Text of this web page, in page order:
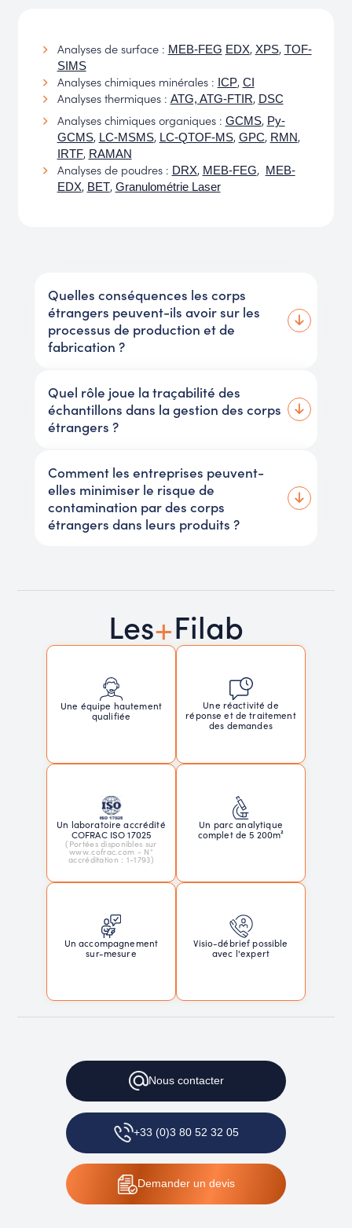
Analyses de surface : MEB-FEG EDX, XPS, TOF-
SIMS
Analyses chimiques minérales : ICP, CI
Analyses thermiques : ATG, ATG-FTIR, DSC
Analyses chimiques organiques : GCMS, Py-
GCMS, LC-MSMS, LC-QTOF-MS, GPC, RMN,
IRTF, RAMAN
Analyses de poudres : DRX, MEB-FEG,
MEB-
EDX, BET, Granulométrie Laser
Quelles conséquences les corps
étrangers peuvent-ils avoir sur les
processus de production et de
fabrication ?
Quel rôle joue la traçabilité des
échantillons dans la gestion des corps
étrangers ?
Comment les entreprises peuvent-
elles minimiser le risque de
contamination par des corps
étrangers dans leurs produits ?
Les+Filab
Une équipe hautement
qualifiée
Une réactivité de
réponse et de traitement
des demandes
Un laboratoire accrédité
COFRAC ISO 17025
(Portées disponibles sur
www.cofrac.com - N°
accréditation : 1-1793)
Un parc analytique
complet de 5 200m²
Un accompagnement
sur-mesure
Visio-débrief possible
avec l'expert
Nouscontacter
+33 (0)3 80 52 32 05
Demanderun devis